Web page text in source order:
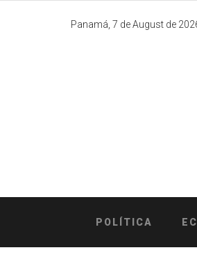
Panamá, 7 de August de
POLÍTICA